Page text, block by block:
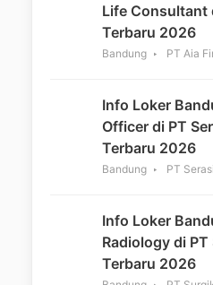
Life Consultant
Terbaru 2026
Bandung PT Aia
Info Loker
Officer di PT
Terbaru 2026
Bandung PT
Info Loker
Radiology di
Terbaru 2026